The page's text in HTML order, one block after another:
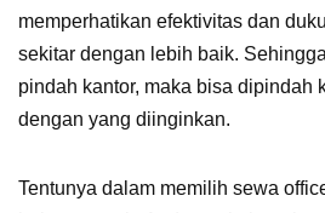
memperhatikan efektivitas dan
sekitar dengan lebih baik.
pindah kantor, maka bisa dipindah
dengan yang diinginkan.
Tentunya dalam memilih sewa